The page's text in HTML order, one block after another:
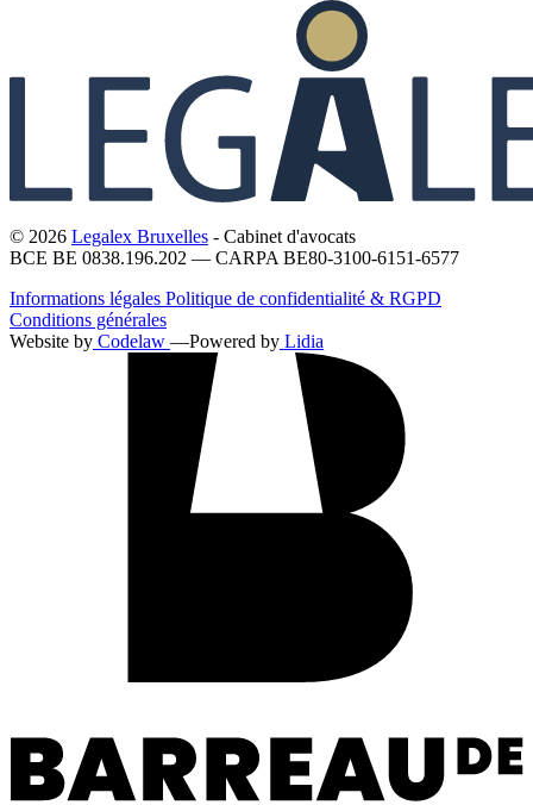
© 2026 Legalex Bruxelles - Cabinet d'avocats
BCE BE 0838.196.202 — CARPA BE80-3100-6151-6577
Informations légales Politique de confidentialité & RGPD
Conditions générales
Website by Codelaw —Powered by Lidia